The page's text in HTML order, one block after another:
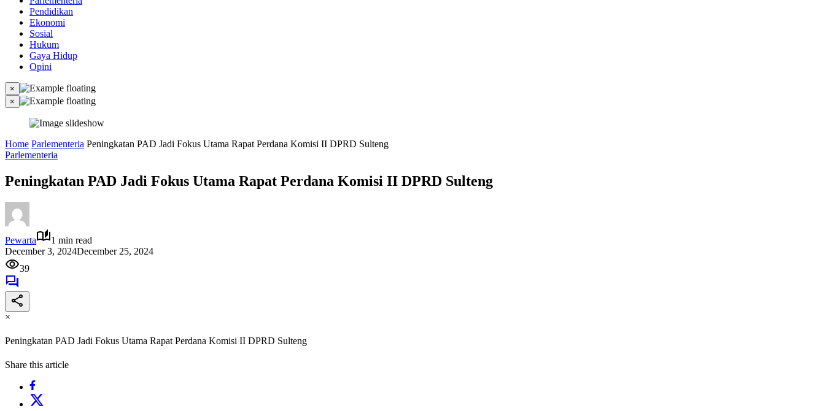
Pendidikan
Ekonomi
Sosial
Hukum
Gaya Hidup
Opini
×
×
Home Parlementeria Peningkatan PAD Jadi Fokus Utama Rapat Perdana Komisi II DPRD Sulteng
Parlementeria
Peningkatan PAD Jadi Fokus Utama Rapat Perdana Komisi II DPRD Sulteng
Pewarta
1 min read
December 3, 2024December 25, 2024
39
×
Peningkatan PAD Jadi Fokus Utama Rapat Perdana Komisi II DPRD Sulteng
Share this article